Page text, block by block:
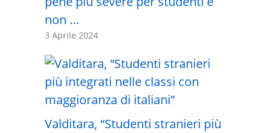
non …
3 Aprile 2024
Valditara, “Studenti stranieri più